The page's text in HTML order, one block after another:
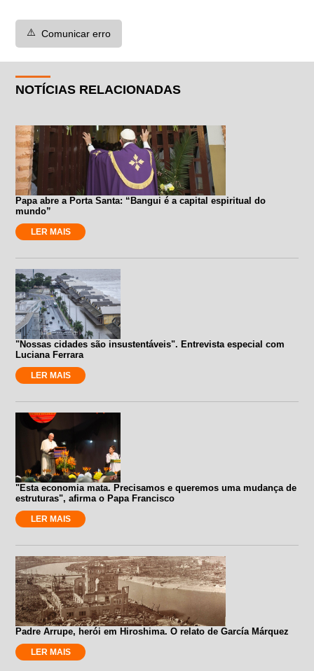
⚠️ Comunicar erro
NOTÍCIAS RELACIONADAS
Papa abre a Porta Santa: “Bangui é a capital espiritual do
mundo”
LER MAIS
"Nossas cidades são insustentáveis". Entrevista especial com
Luciana Ferrara
LER MAIS
"Esta economia mata. Precisamos e queremos uma mudança de
estruturas", afirma o Papa Francisco
LER MAIS
Padre Arrupe, herói em Hiroshima. O relato de García Márquez
LER MAIS